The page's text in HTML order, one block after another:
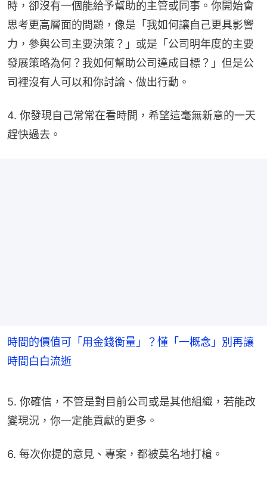
時，卻沒有一個能給予幫助的主管或同事。你開始會
思考更高層面的問題，像是「我如何讓自己更具影響
力，參與公司主要決策？」或是「公司明年度的主要
發展策略為何？我如何幫助公司達成目標？」但是公
司裡沒有人可以和你討論、做出行動。
4. 你發現自己常常在看時間，希望這毫無新意的一天
趕快過去。
時間的價值可「用金錢衡量」？懂「一概念」別再讓
時間白白流逝
5. 你確信，不管是對目前公司或是其他組織，若能改
變現況，你一定能貢獻的更多。
6. 每次你提的意見、專案，都被莫名地打槍。